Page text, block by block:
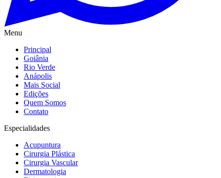
Menu
Principal
Goiânia
Rio Verde
Anápolis
Mais Social
Edições
Quem Somos
Contato
Especialidades
Acupuntura
Cirurgia Plástica
Cirurgia Vascular
Dermatologia